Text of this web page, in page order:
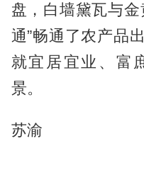
盘，白墙黛瓦与
通”畅通了农产品
就宜居宜业、富
景。
苏渝